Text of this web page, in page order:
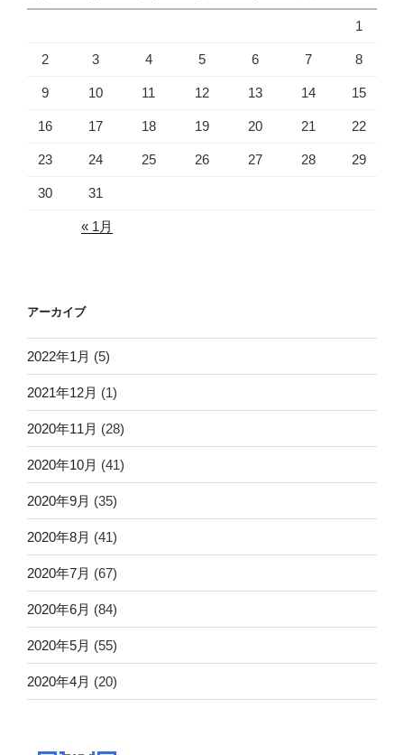
1
2 3 4 5 6 7 8
9 10 11 12 13 14 15
16 17 18 19 20 21 22
23 24 25 26 27 28 29
30 31
« 1月
アーカイブ
2022年1月 (5)
2021年12月 (1)
2020年11月 (28)
2020年10月 (41)
2020年9月 (35)
2020年8月 (41)
2020年7月 (67)
2020年6月 (84)
2020年5月 (55)
2020年4月 (20)